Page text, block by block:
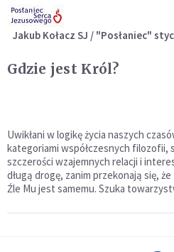
Jakub Kołacz SJ / "Posłaniec"
Gdzie jest Król?
Uwikłani w logikę życia naszych
kategoriami współczesnych filozofii,
szczerości wzajemnych relacji i
długą drogę, zanim przekonają się,
Źle Mu jest samemu. Szuka